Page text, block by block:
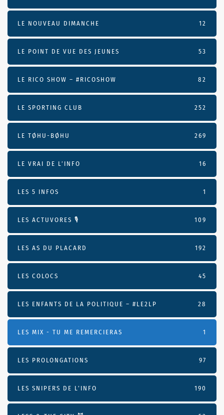
LE NOUVEAU DIMANCHE 12
LE POINT DE VUE DES JEUNES 53
LE RICO SHOW – #RICOSHOW 82
LE SPORTING CLUB 252
LE TØHU-BØHU 269
LE VRAI DE L’INFO 16
LES 5 INFOS 1
LES ACTUVORES 🎙 109
LES AS DU PLACARD 192
LES COLOCS 45
LES ENFANTS DE LA POLITIQUE – #LE2LP 28
LES MIX - TU ME REMERCIERAS 1
LES PROLONGATIONS 97
LES SNIPERS DE L’INFO 190